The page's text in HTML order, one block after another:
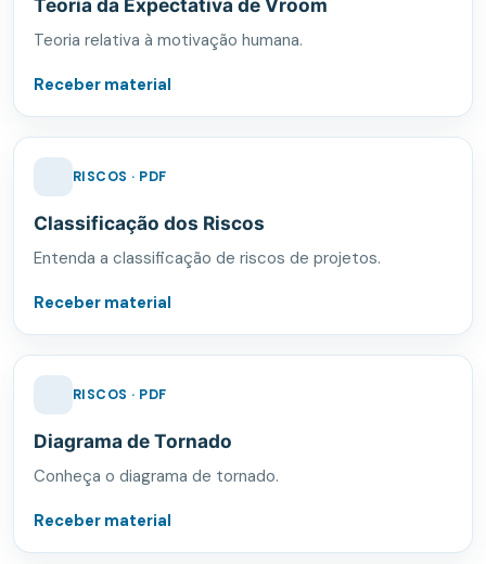
Teoria relativa à motivação humana.
Receber material
RISCOS · PDF
Classificação dos Riscos
Entenda a classificação de riscos de projetos.
Receber material
RISCOS · PDF
Diagrama de Tornado
Conheça o diagrama de tornado.
Receber material